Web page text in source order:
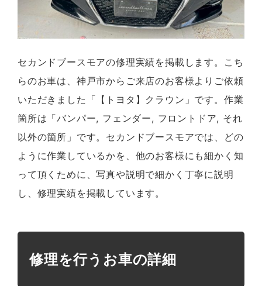
セカンドブースモアの修理実績を掲載します。こち
らのお車は、神戸市からご来店のお客様よりご依頼
いただきました「【トヨタ】クラウン」です。作業
箇所は「バンパー, フェンダー, フロントドア, それ
以外の箇所」です。セカンドブースモアでは、どの
ように作業しているかを、他のお客様にも細かく知
って頂くために、写真や説明で細かく丁寧に説明
し、修理実績を掲載しています。
修理を行うお車の詳細